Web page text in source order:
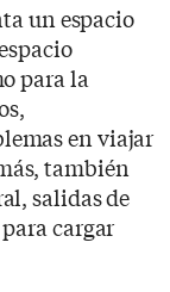
un espacio
para la
en viajar
también
salidas de
cargar